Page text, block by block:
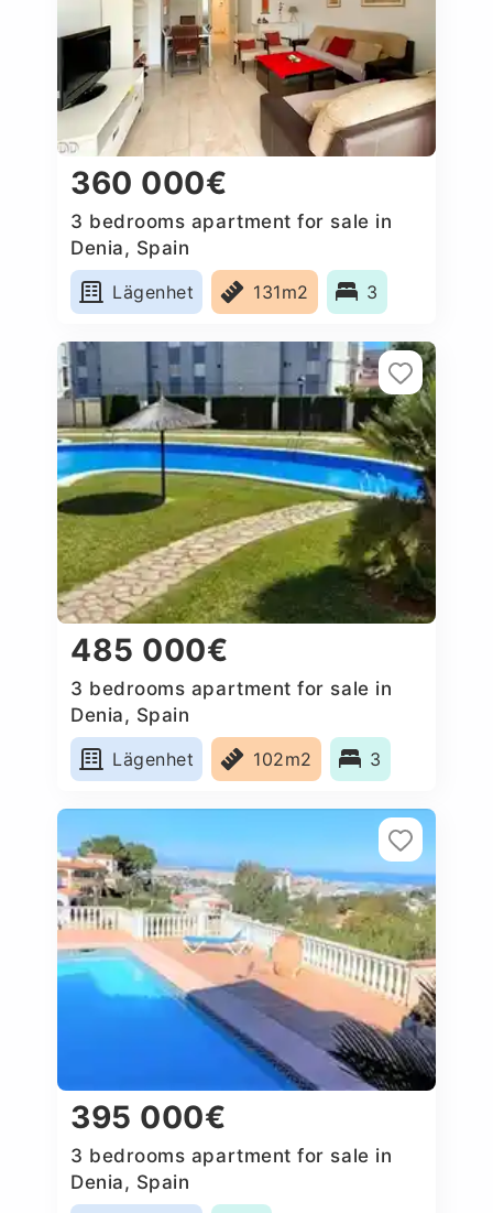
360 000€
3 bedrooms apartment for sale in
Denia, Spain
Lägenhet
131m2 3
485 000€
3 bedrooms apartment for sale in
Denia, Spain
Lägenhet
102m2 3
395 000€
3 bedrooms apartment for sale in
Denia, Spain